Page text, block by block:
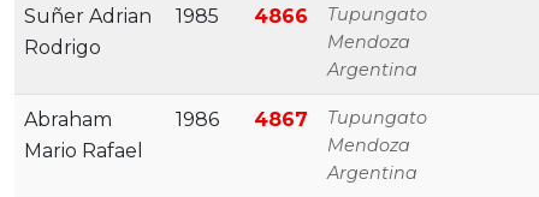
Suñer Adrian
Rodrigo
1985 4866
Tupungato
Mendoza
Argentina
Abraham
Mario Rafael
1986 4867
Tupungato
Mendoza
Argentina